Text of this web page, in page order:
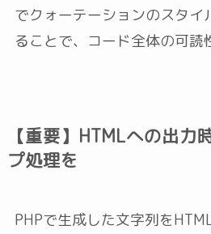
でクォーテーションのスタイ
ることで、コード全体の可読
【重要】HTMLへの出力
プ処理を
PHPで生成した文字列を